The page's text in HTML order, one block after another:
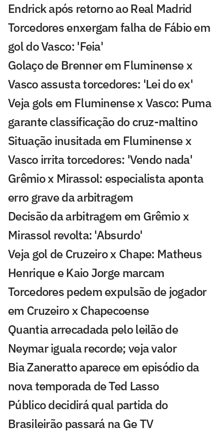
Endrick após retorno ao Real Madrid
Torcedores enxergam falha de Fábio em
gol do Vasco: 'Feia'
Golaço de Brenner em Fluminense x
Vasco assusta torcedores: 'Lei do ex'
Veja gols em Fluminense x Vasco: Puma
garante classificação do cruz-maltino
Situação inusitada em Fluminense x
Vasco irrita torcedores: 'Vendo nada'
Grêmio x Mirassol: especialista aponta
erro grave da arbitragem
Decisão da arbitragem em Grêmio x
Mirassol revolta: 'Absurdo'
Veja gol de Cruzeiro x Chape: Matheus
Henrique e Kaio Jorge marcam
Torcedores pedem expulsão de jogador
em Cruzeiro x Chapecoense
Quantia arrecadada pelo leilão de
Neymar iguala recorde; veja valor
Bia Zaneratto aparece em episódio da
nova temporada de Ted Lasso
Público decidirá qual partida do
Brasileirão passará na Ge TV